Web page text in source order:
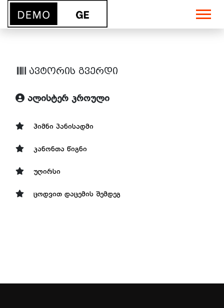
ავტორის გვერდი
ალისტერ კროული
ჰიმნი პანისადმი
კანონთა წიგნი
უღირსი
ცოდვით დაცემის შემდეგ